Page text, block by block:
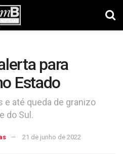
para
Estado
e até queda de granizo
do Sul.
21 de junho de 2022